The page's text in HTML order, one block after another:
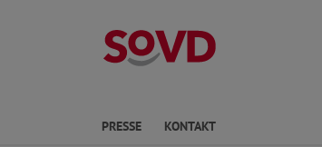
Landesverband
PRESSE KONTAKT